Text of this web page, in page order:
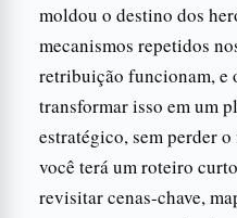
moldou o destino dos
mecanismos repetidos
retribuição funcionam, e
transformar isso em um
estratégico, sem perder
você terá um roteiro
revisitar cenas-chave,